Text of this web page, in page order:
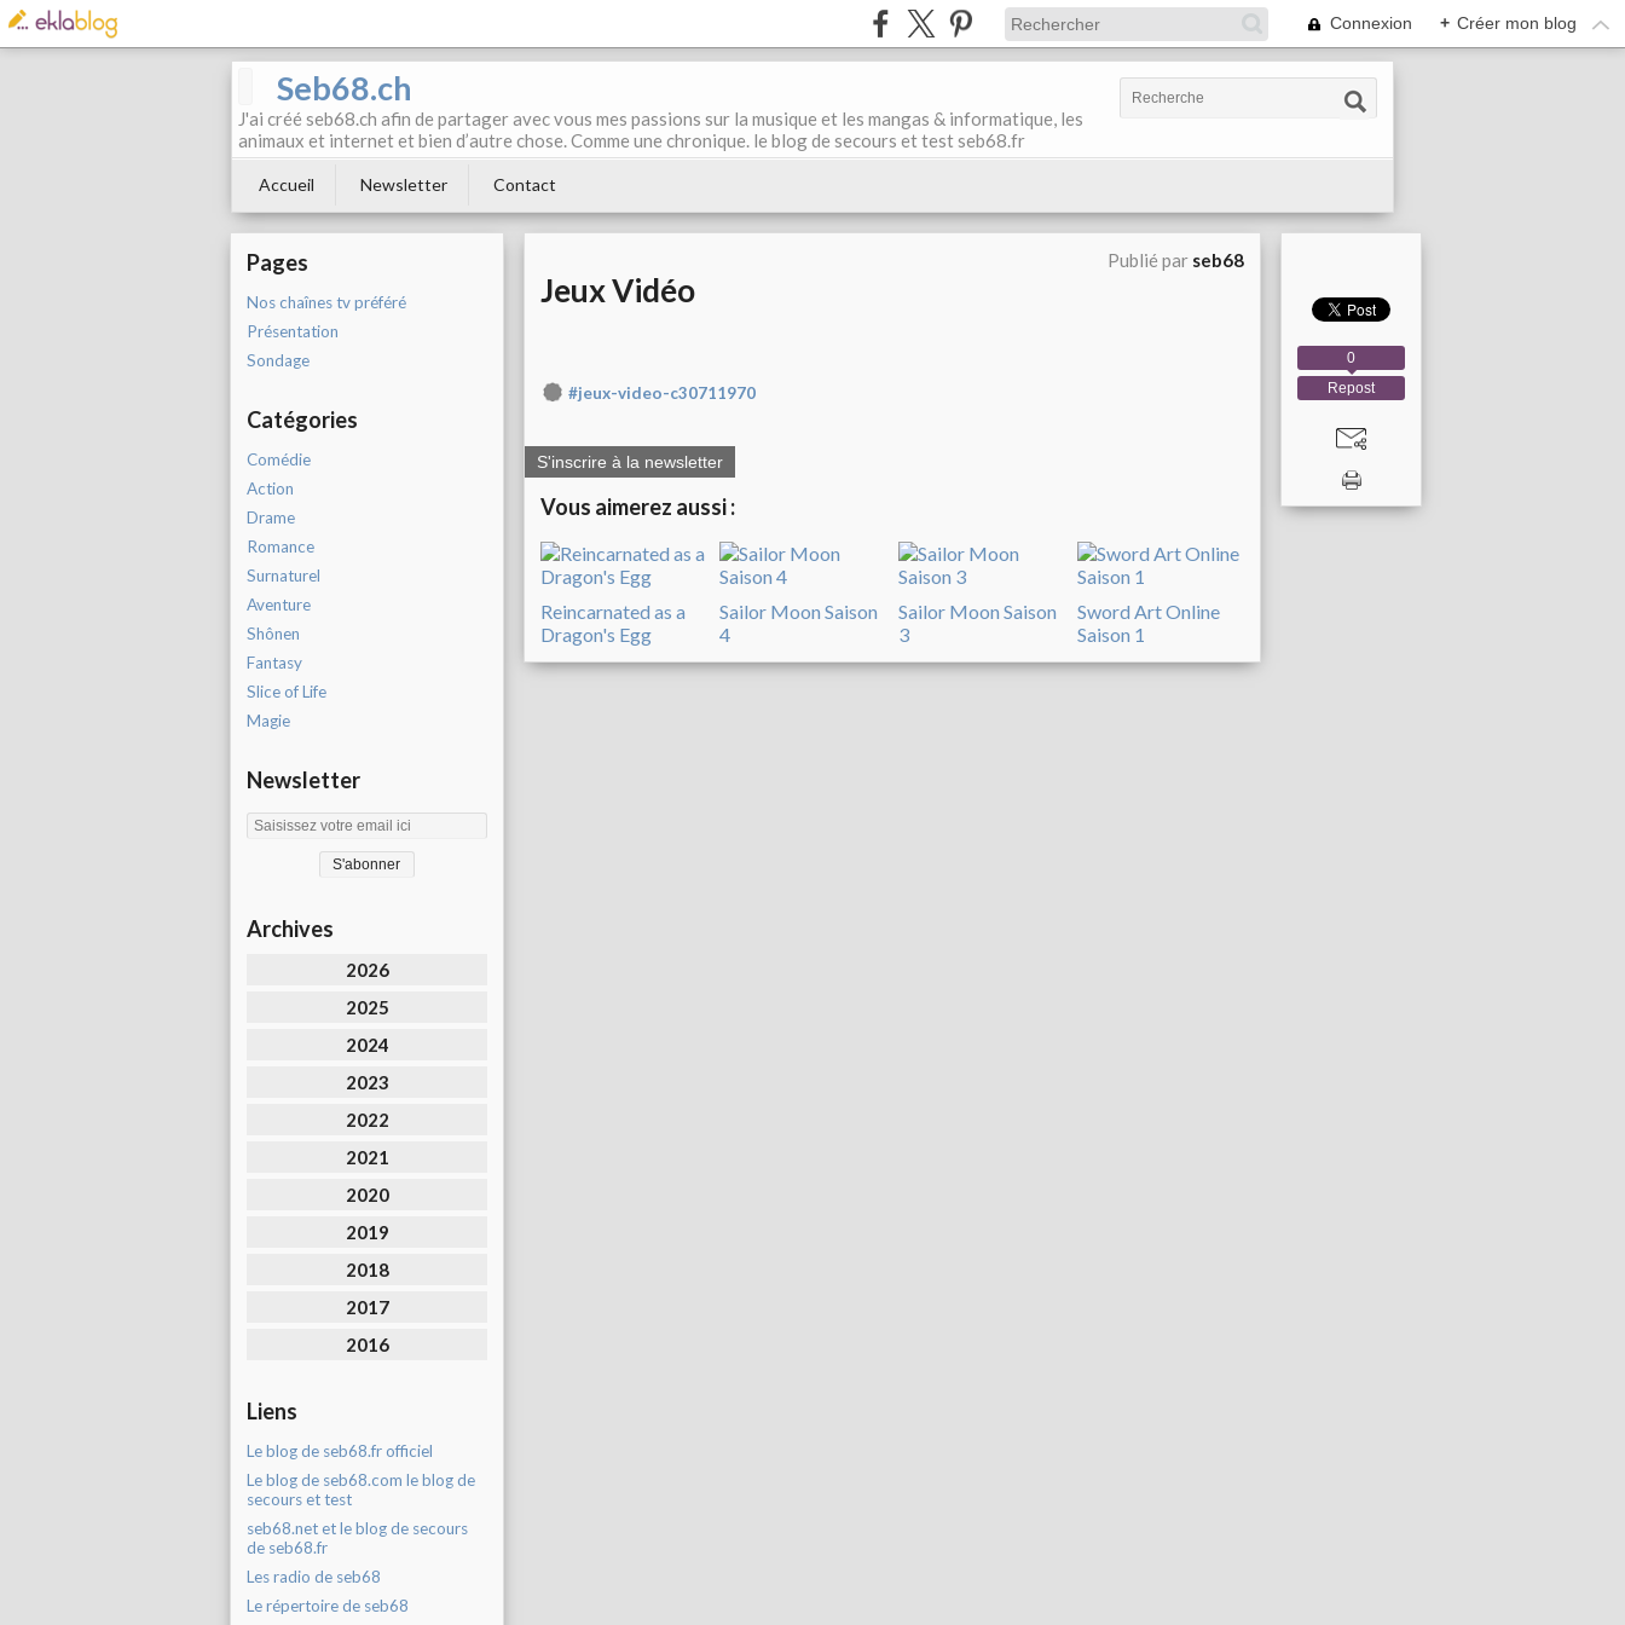
Connexion + Créer mon blog
Seb68.ch
J'ai créé seb68.ch afin de partager avec vous mes passions sur la musique et les mangas & informatique, les
animaux et internet et bien d’autre chose. Comme une chronique. le blog de secours et test seb68.fr
Accueil Newsletter Contact
Pages
Nos chaînes tv préféré
Présentation
Sondage
Catégories
Comédie
Action
Drame
Romance
Surnaturel
Aventure
Shônen
Fantasy
Slice of Life
Magie
Newsletter
Archives
2026
2025
2024
2023
2022
2021
2020
2019
2018
2017
2016
Liens
Le blog de seb68.fr officiel
Le blog de seb68.com le blog de
secours et test
seb68.net et le blog de secours
de seb68.fr
Les radio de seb68
Le répertoire de seb68
Publié par seb68
Jeux Vidéo
#jeux-video-c30711970
S'inscrire à la newsletter
Vous aimerez aussi :
Reincarnated as a
Dragon's Egg
Sailor Moon Saison
4
Sailor Moon Saison
3
Sword Art Online
Saison 1
Repost
0